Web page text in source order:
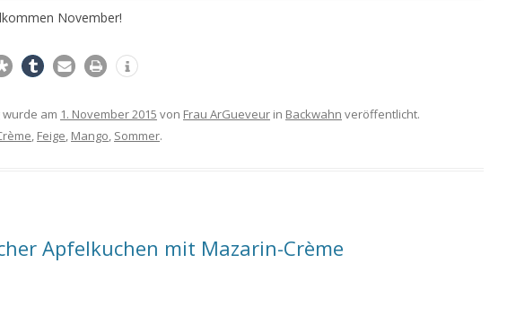
November!
am 1. November 2015 von Frau ArGueveur in Backwahn veröffentlicht.
, Feige, Mango, Sommer.
Apfelkuchen mit Mazarin-Crème